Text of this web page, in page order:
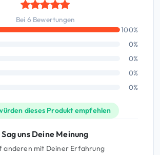
Bei 6 Bewertungen
100%
0%
0%
0%
0%
dieses Produkt empfehlen
Sag uns Deine Meinung
anderen mit Deiner Erfahrung